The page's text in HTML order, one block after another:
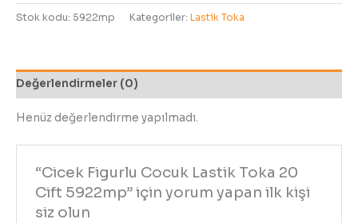
Stok kodu: 5922mp Kategoriler: Lastik Toka
Değerlendirmeler (0)
Henüz değerlendirme yapılmadı.
“Cicek Figurlu Cocuk Lastik Toka 20
Cift 5922mp” için yorum yapan ilk kişi
siz olun